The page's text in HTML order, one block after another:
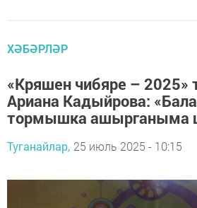
ХӘБӘРЛӘР
«Кряшен чибяре – 2025»
Ариана Кадыйрова:
тормышка ашырганыма
Туганайлар, 25 июль 2025 - 10:15